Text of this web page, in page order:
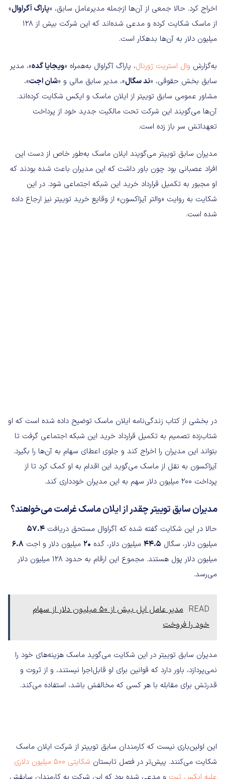
اخراج کرد. حالا جمعی از آن‌ها ازجمله مدیرعامل سابق، «پاراگ آگراوال»
از ماسک شکایت کرده و مدعی شده‌اند که این شرکت بیش از 128
میلیون دلار به آن‌ها بدهکار است.
به‌گزارش وال استریت ژورنال، پاراگ آگراوال به‌همراه «ویجایا گده»، مدیر
سابق بخش حقوقی، «ند سگال»، مدیر سابق مالی و «شان اجت»،
مشاور عمومی سابق توییتر از ایلان ماسک و ایکس شکایت کرده‌اند.
آن‌ها می‌گویند این شرکت تحت مالکیت جدید خود از پرداخت
تعهداتش سر باز زده است.
مدیران سابق توییتر می‌گویند ایلان ماسک به‌طور خاص از دست این
افراد عصبانی بود چون باور داشت که این مدیران باعث شده بودند که
او مجبور به تکمیل قرارداد خرید این شبکه اجتماعی شود. در این
شکایت به روایت «والتر آیزاکسون» از وقایع خرید توییتر نیز ارجاع داده
شده است.
در بخشی از کتاب زندگی‌نامه ایلان ماسک توضیح داده شده است که او
شتاب‌زده تصمیم به تکمیل قرارداد خرید این شبکه اجتماعی گرفت تا
بتواند این مدیران را اخراج کند و جلوی اعطای سهام به آن‌ها را بگیرد.
آیزاکسون به نقل از ماسک می‌گوید این اقدام به او کمک کرد تا از
پرداخت 200 میلیون دلار سهم به این مدیران خودداری کند.
مدیران سابق توییتر چقدر از ایلان ماسک غرامت می‌خواهند؟
حالا در این شکایت گفته شده که آگراوال مستحق دریافت 57.4
میلیون دلار، سگال 44.5 میلیون دلار، گده 20 میلیون دلار و اجت 6.8
میلیون دلار پول هستند. مجموع این ارقام به حدود 128 میلیون دلار
می‌رسد.
READ
مدیر عامل اپل بیش از 50 میلیون دلار از سهام
خود را فروخت
مدیران سابق توییتر در این شکایت می‌گوید ماسک هزینه‌های خود را
نمی‌پردازد، باور دارد که قوانین برای او قابل‌اجرا نیستند، و از ثروت و
قدرتش برای مقابله با هر کسی که مخالفش باشد، استفاده می‌کند.
این اولین‌باری نیست که کارمندان سابق توییتر از شرکت ایلان ماسک
شکایت می‌کنند. پیش‌تر در فصل تابستان
شکایتی 500 میلیون دلاری